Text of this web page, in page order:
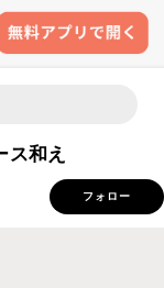
ス和え
フォロー